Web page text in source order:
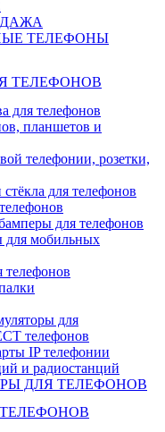
ТЕЛЕФОНЫ
ТЕЛЕФОНОВ
для телефонов
планшетов и
телефонии, розетки,
для телефонов
для телефонов
для мобильных
телефонов
для
телефонов
IP телефонии
и радиостанций
ДЛЯ ТЕЛЕФОНОВ